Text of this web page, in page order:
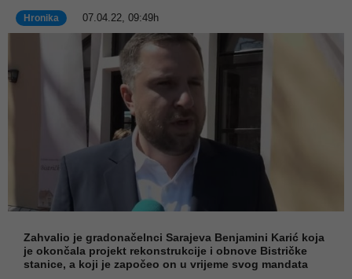
Hronika 07.04.22, 09:49h
Zahvalio je gradonačelnci Sarajeva Benjamini Karić koja
je okončala projekt rekonstrukcije i obnove Bistričke
stanice, a koji je započeo on u vrijeme svog mandata